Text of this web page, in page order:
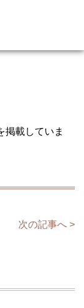
掲載していま
次の記事へ >